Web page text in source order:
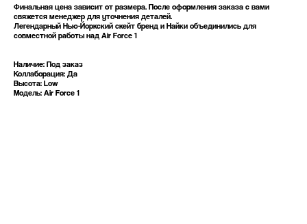
Финальная цена зависит от размера. После оформления заказа с вами
свяжется менеджер для уточнения деталей.
Легендарный Нью-Йоркский скейт бренд и Найки объединились для
совместной работы над Air Force 1
Наличие: Под заказ
Коллаборация: Да
Высота: Low
Модель: Air Force 1